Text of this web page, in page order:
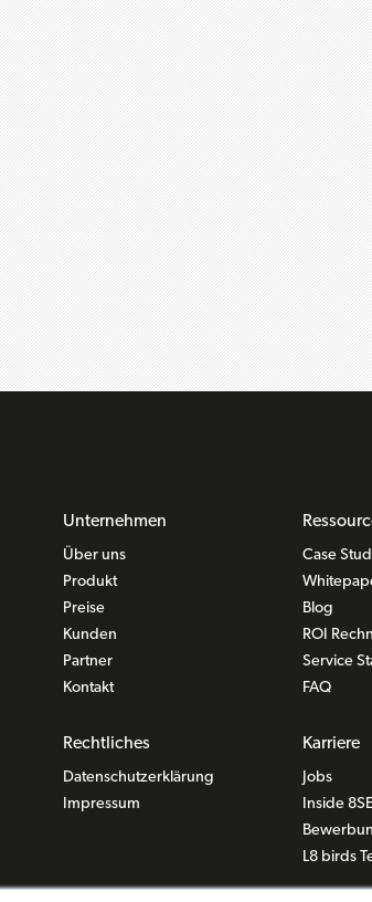
Unternehmen
Über uns
Produkt
Preise
Kunden
Partner
Kontakt
Rechtliches
Datenschutzerklärung
Impressum
Case
Blog
ROI
Service
FAQ
Karriere
Jobs
Inside
L8 birds